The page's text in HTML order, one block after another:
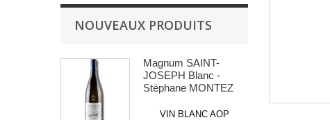
NOUVEAUX PRODUITS
Magnum SAINT-
JOSEPH Blanc -
Stéphane MONTEZ
VIN BLANC AOP